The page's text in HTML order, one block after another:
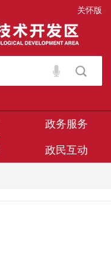
关怀版
政务服务
政民互动